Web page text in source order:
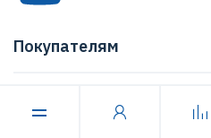
Бренды
Покупателям